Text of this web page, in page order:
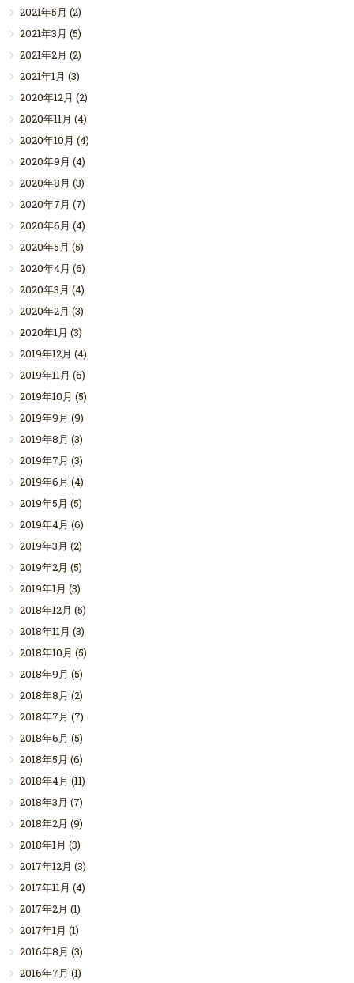
2021年5月 (2)
2021年3月 (5)
2021年2月 (2)
2021年1月 (3)
2020年12月 (2)
2020年11月 (4)
2020年10月 (4)
2020年9月 (4)
2020年8月 (3)
2020年7月 (7)
2020年6月 (4)
2020年5月 (5)
2020年4月 (6)
2020年3月 (4)
2020年2月 (3)
2020年1月 (3)
2019年12月 (4)
2019年11月 (6)
2019年10月 (5)
2019年9月 (9)
2019年8月 (3)
2019年7月 (3)
2019年6月 (4)
2019年5月 (5)
2019年4月 (6)
2019年3月 (2)
2019年2月 (5)
2019年1月 (3)
2018年12月 (5)
2018年11月 (3)
2018年10月 (5)
2018年9月 (5)
2018年8月 (2)
2018年7月 (7)
2018年6月 (5)
2018年5月 (6)
2018年4月 (11)
2018年3月 (7)
2018年2月 (9)
2018年1月 (3)
2017年12月 (3)
2017年11月 (4)
2017年2月 (1)
2017年1月 (1)
2016年8月 (3)
2016年7月 (1)